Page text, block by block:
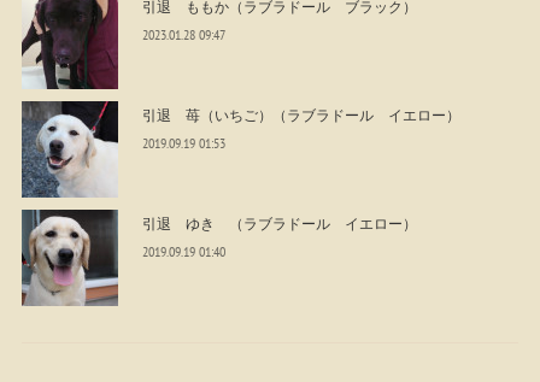
引退 ももか（ラブラドール ブラック）
2023.01.28 09:47
引退 苺（いちご）（ラブラドール イエロー）
2019.09.19 01:53
引退 ゆき （ラブラドール イエロー）
2019.09.19 01:40